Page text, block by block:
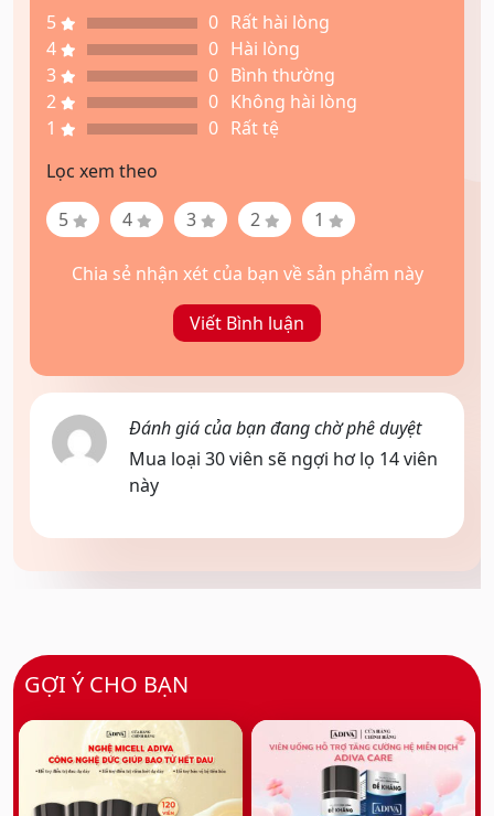
5
0 Rất hài lòng
4
0 Hài lòng
3
0 Bình thường
2
0 Không hài lòng
1
0 Rất tệ
Lọc xem theo
5
4 3 2 1
Chia sẻ nhận xét của bạn về sản phẩm này
Viết Bình luận
Đánh giá của bạn đang chờ phê duyệt
Mua loại 30 viên sẽ ngợi hơ lọ 14 viên
này
GỢI Ý CHO BẠN